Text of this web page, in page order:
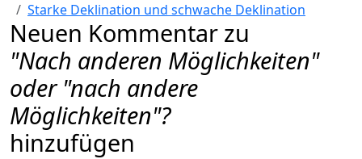
Starke Deklination und schwache Deklination
Neuen Kommentar zu
"Nach anderen Möglichkeiten"
oder "nach andere
Möglichkeiten"?
hinzufügen